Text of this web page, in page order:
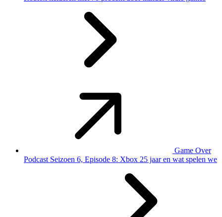
Game Over
Podcast Seizoen 6, Episode 8: Xbox 25 jaar en wat spelen we